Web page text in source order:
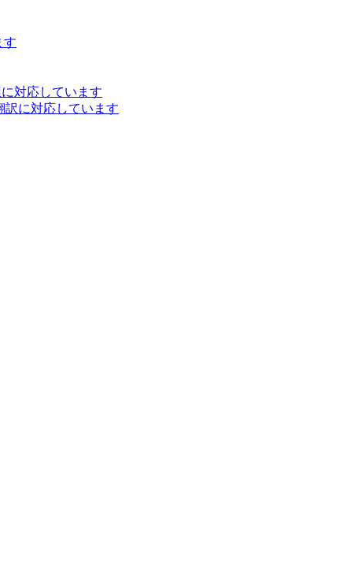
す
対応しています
訳に対応しています